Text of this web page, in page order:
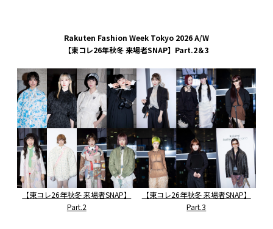
Rakuten Fashion Week Tokyo 2026 A/W
【東コレ26年秋冬 来場者SNAP】Part.2＆3
【東コレ26年秋冬 来場者SNAP】
Part.2
【東コレ26年秋冬 来場者SNAP】
Part.3